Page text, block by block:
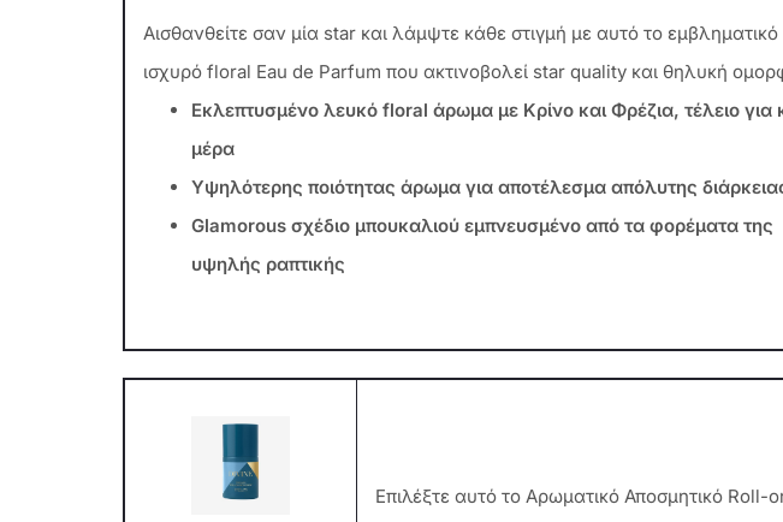
Αισθανθείτε σαν μία star και λάμψτε κάθε στιγμή με αυτό το εμβληματικό
ισχυρό floral Eau de Parfum που ακτινοβολεί star quality και θηλυκή
Εκλεπτυσμένο λευκό floral άρωμα με Κρίνο και Φρέζια, τέλειο για
μέρα
Υψηλότερης ποιότητας άρωμα για αποτέλεσμα απόλυτης
Glamorous σχέδιο μπουκαλιού εμπνευσμένο από τα φορέματα της
υψηλής ραπτικής
Επιλέξτε αυτό το Αρωματικό Αποσμητικό